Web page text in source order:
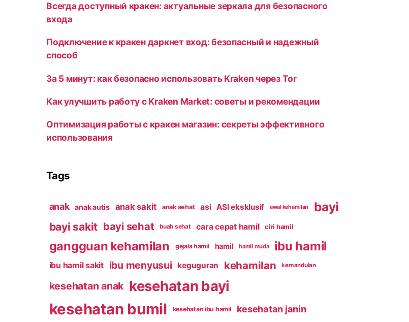
Всегда доступный кракен: актуальные зеркала для безопасного
входа
Подключение к кракен даркнет вход: безопасный и надежный
способ
За 5 минут: как безопасно использовать Kraken через Tor
Как улучшить работу с Kraken Market: советы и рекомендации
Оптимизация работы с кракен магазин: секреты эффективного
использования
Tags
anak anak autis anak sakit anak sehat asi ASI eksklusif awal kehamilan bayi
bayi sakit bayi sehat buah sehat cara cepat hamil ciri hamil
gangguan kehamilan gejala hamil hamil hamil muda ibu hamil
ibu hamil sakit ibu menyusui keguguran kehamilan kemandulan
kesehatan anak kesehatan bayi
kesehatan bumil kesehatan ibu hamil kesehatan janin